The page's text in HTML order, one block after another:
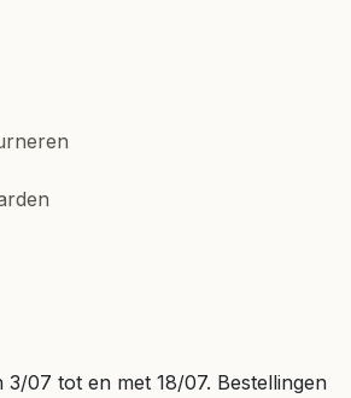
07 tot en met 18/07. Bestellingen